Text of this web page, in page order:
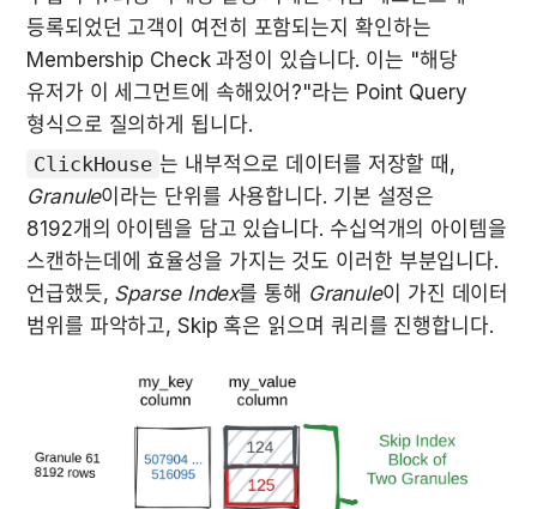
등록되었던 고객이 여전히 포함되는지 확인하는
Membership Check 과정이 있습니다. 이는 "해당
유저가 이 세그먼트에 속해있어?"라는 Point Query
형식으로 질의하게 됩니다.
ClickHouse
Granule이라는 단위를 사용합니다. 기본 설정은
8192개의 아이템을 담고 있습니다. 수십억개의 아이템을
스캔하는데에 효율성을 가지는 것도 이러한 부분입니다.
언급했듯, Sparse Index를 통해 Granule이 가진 데이터
범위를 파악하고, Skip 혹은 읽으며 쿼리를 진행합니다.